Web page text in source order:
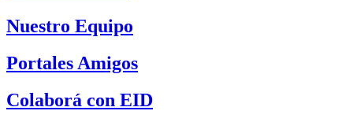
Nuestro Equipo
Portales Amigos
Colaborá con EID